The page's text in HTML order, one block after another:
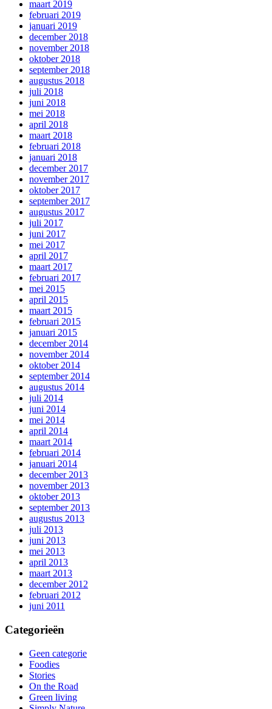
maart 2019
februari 2019
januari 2019
december 2018
november 2018
oktober 2018
september 2018
augustus 2018
juli 2018
juni 2018
mei 2018
april 2018
maart 2018
februari 2018
januari 2018
december 2017
november 2017
oktober 2017
september 2017
augustus 2017
juli 2017
juni 2017
mei 2017
april 2017
maart 2017
februari 2017
mei 2015
april 2015
maart 2015
februari 2015
januari 2015
december 2014
november 2014
oktober 2014
september 2014
augustus 2014
juli 2014
juni 2014
mei 2014
april 2014
maart 2014
februari 2014
januari 2014
december 2013
november 2013
oktober 2013
september 2013
augustus 2013
juli 2013
juni 2013
mei 2013
april 2013
maart 2013
december 2012
februari 2012
juni 2011
Categorieën
Geen categorie
Foodies
Stories
On the Road
Green living